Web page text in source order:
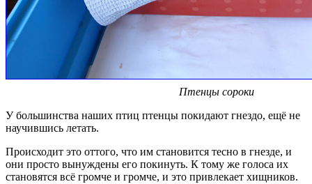
Птенцы сороки
У большинства наших птиц птенцы покидают гнездо, ещё не
научившись летать.
Происходит это оттого, что им становится тесно в гнезде, и
они просто вынуждены его покинуть. К тому же голоса их
становятся всё громче и громче, и это привлекает хищников.